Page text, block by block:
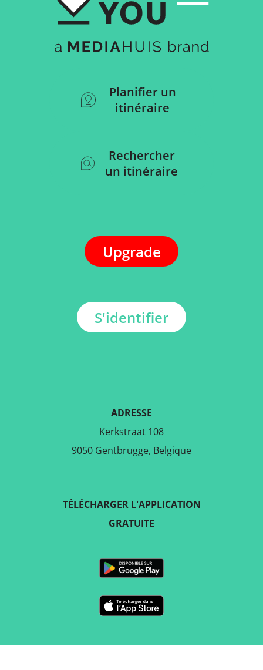
Planifier un
itinéraire
Rechercher
un itinéraire
Upgrade
S'identifier
ADRESSE
Kerkstraat 108
9050 Gentbrugge, Belgique
TÉLÉCHARGER L'APPLICATION
GRATUITE